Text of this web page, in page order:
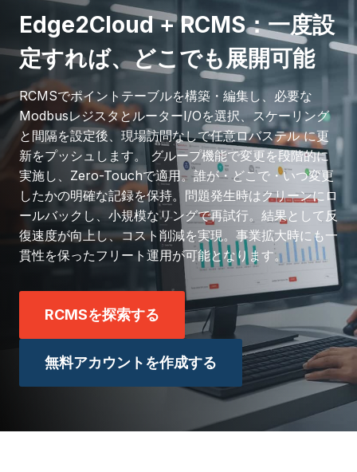
Edge2Cloud + RCMS：一度設
定すれば、どこでも展開可能
RCMSでポイントテーブルを構築・編集し、必要な
ModbusレジスタとルーターI/Oを選択、スケーリング
と間隔を設定後、現場訪問なしで任意ロバステル に更
新をプッシュします。 グループ機能で変更を段階的に
実施し、Zero-Touchで適用。誰が・どこで・いつ変更
したかの明確な記録を保持。問題発生時はクリーンにロ
ールバックし、小規模なリングで再試行。結果として反
復速度が向上し、コスト削減を実現。事業拡大時にも一
貫性を保ったフリート運用が可能となります。
RCMSを探索する
無料アカウントを作成する